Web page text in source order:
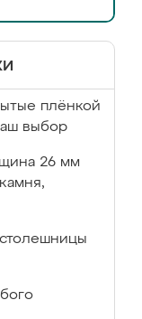
плёнкой
выбор
26 мм